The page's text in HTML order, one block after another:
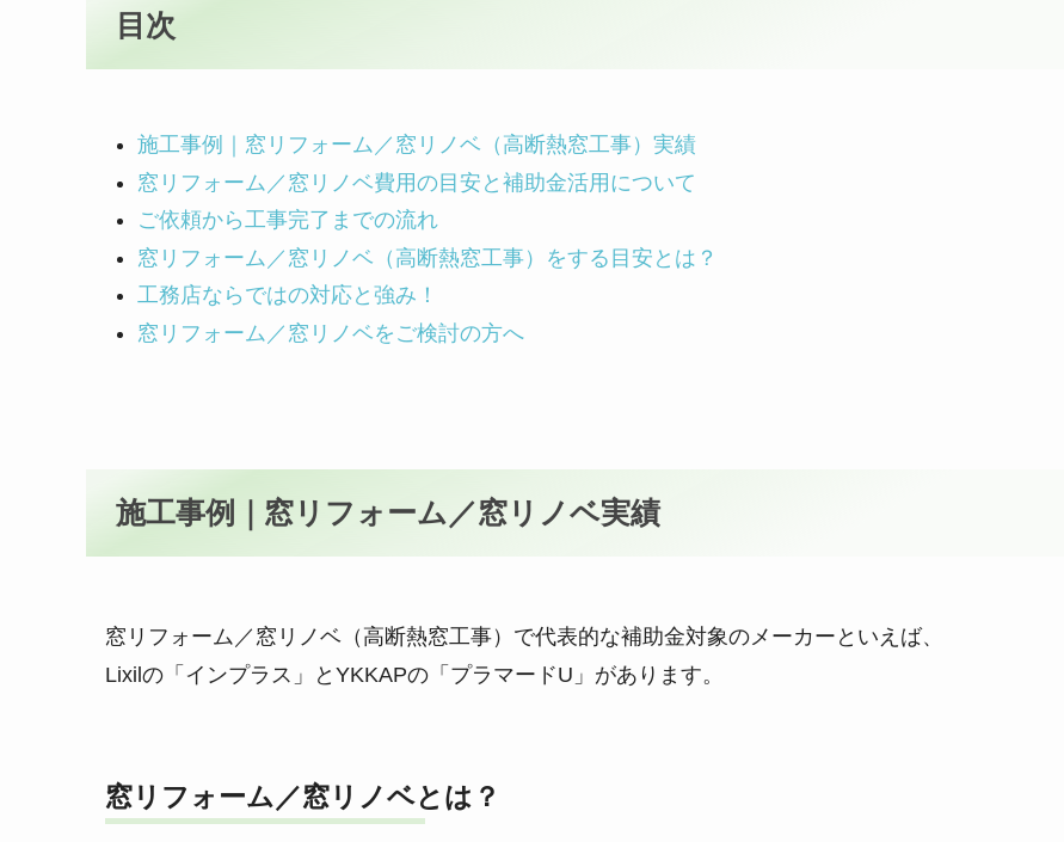
目次
施工事例｜窓リフォーム／窓リノベ（高断熱窓工事）実績
窓リフォーム／窓リノベ費用の目安と補助金活用について
ご依頼から工事完了までの流れ
窓リフォーム／窓リノベ（高断熱窓工事）をする目安とは？
工務店ならではの対応と強み！
窓リフォーム／窓リノベをご検討の方へ
施工事例｜窓リフォーム／窓リノベ実績
窓リフォーム／窓リノベ（高断熱窓工事）で代表的な補助金対象のメーカーといえば、
Lixilの「インプラス」とYKKAPの「プラマードU」があります。
窓リフォーム／窓リノベとは？